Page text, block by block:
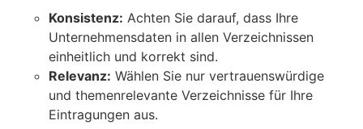
Konsistenz: Achten Sie darauf, dass Ihre
Unternehmensdaten in allen Verzeichnissen
einheitlich und korrekt sind.
Relevanz: Wählen Sie nur vertrauenswürdige
und themenrelevante Verzeichnisse für Ihre
Eintragungen aus.